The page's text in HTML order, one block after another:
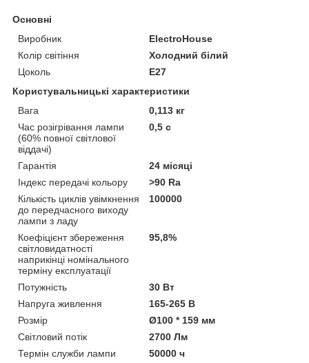
Основні
Виробник
ElectroHouse
Колір світіння
Холодний білий
Цоколь
E27
Користувальницькі характеристики
Вага
0,113 кг
Час розігрівання лампи
(60% повної світлової
віддачі)
0,5 с
Гарантія
24 місяці
Індекс передачі кольору
>90 Ra
Кількість циклів увімкнення
до передчасного виходу
лампи з ладу
100000
Коефіцієнт збереження
світловидатності
наприкінці номінального
терміну експлуатації
95,8%
Потужність
30 Вт
Напруга живлення
165-265 В
Розмір
Ø100 * 159 мм
Світловий потік
2700 Лм
Термін служби лампи
50000 ч